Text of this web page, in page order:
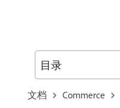
文档 Commerce
目录